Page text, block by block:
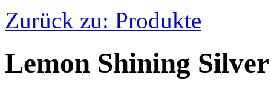
Zurück zu: Produkte
Lemon Shining